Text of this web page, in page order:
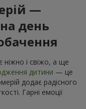
—
день
ніжно і свіжо, а ще
дитини — це
додає радісного
Гарні емоції